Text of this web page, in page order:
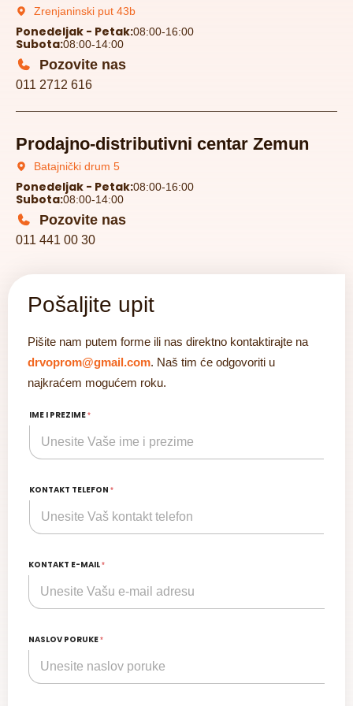
Zrenjaninski put 43b
Ponedeljak - Petak:08:00-16:00
Subota:08:00-14:00
Pozovite nas
011 2712 616
Prodajno-distributivni centar Zemun
Batajnički drum 5
Ponedeljak - Petak:08:00-16:00
Subota:08:00-14:00
Pozovite nas
011 441 00 30
Pošaljite upit
Pišite nam putem forme ili nas direktno kontaktirajte na
drvoprom@gmail.com. Naš tim će odgovoriti u
najkraćem mogućem roku.
IME I PREZIME*
KONTAKT TELEFON *
KONTAKT E-MAIL*
NASLOV PORUKE*